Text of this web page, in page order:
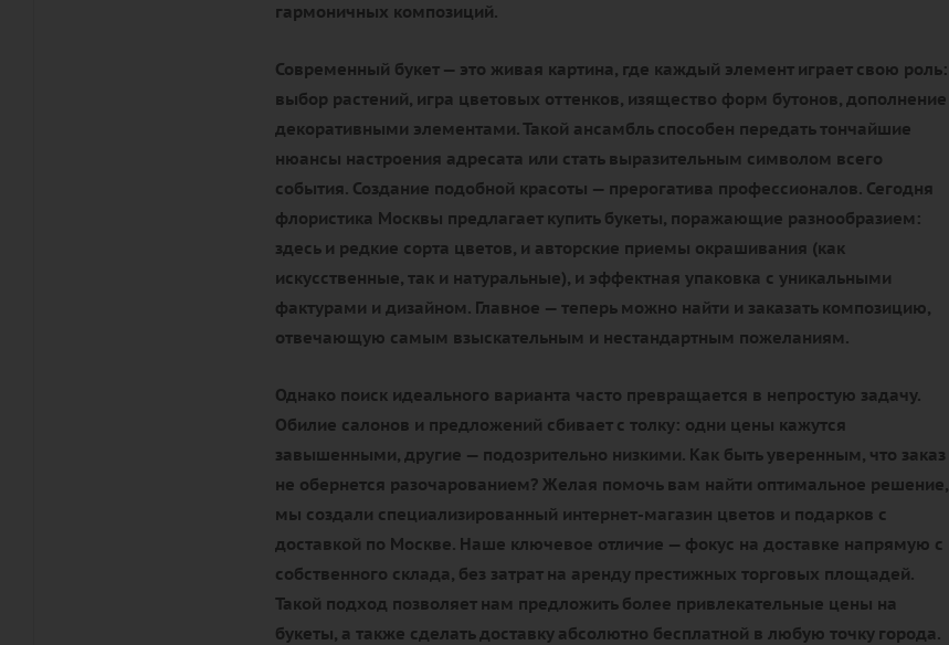
гармоничных композиций.
Современный букет — это живая картина, где каждый элемент играет свою роль:
выбор растений, игра цветовых оттенков, изящество форм бутонов, дополнение
декоративными элементами. Такой ансамбль способен передать тончайшие
нюансы настроения адресата или стать выразительным символом всего
события. Создание подобной красоты — прерогатива профессионалов. Сегодня
флористика Москвы предлагает купить букеты, поражающие разнообразием:
здесь и редкие сорта цветов, и авторские приемы окрашивания (как
искусственные, так и натуральные), и эффектная упаковка с уникальными
фактурами и дизайном. Главное — теперь можно найти и заказать композицию,
отвечающую самым взыскательным и нестандартным пожеланиям.
Однако поиск идеального варианта часто превращается в непростую задачу.
Обилие салонов и предложений сбивает с толку: одни цены кажутся
завышенными, другие — подозрительно низкими. Как быть уверенным, что заказ
не обернется разочарованием? Желая помочь вам найти оптимальное решение,
мы создали специализированный интернет-магазин цветов и подарков с
доставкой по Москве. Наше ключевое отличие — фокус на доставке напрямую с
собственного склада, без затрат на аренду престижных торговых площадей.
Такой подход позволяет нам предложить более привлекательные цены на
букеты, а также сделать доставку абсолютно бесплатной в любую точку города.